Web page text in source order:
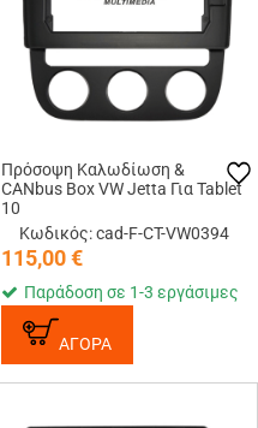
Πρόσοψη Καλωδίωση &
CANbus Box VW Jetta Για Tablet
10
Κωδικός: cad-F-CT-VW0394
115,00€
Παράδοση σε 1-3 εργάσιμες
ΑΓΟΡΑ